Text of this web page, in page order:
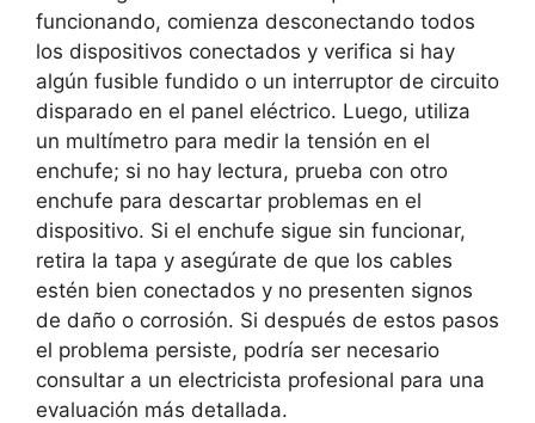
funcionando, comienza desconectando todos
los dispositivos conectados y verifica si hay
algún fusible fundido o un interruptor de circuito
disparado en el panel eléctrico. Luego, utiliza
un multímetro para medir la tensión en el
enchufe; si no hay lectura, prueba con otro
enchufe para descartar problemas en el
dispositivo. Si el enchufe sigue sin funcionar,
retira la tapa y asegúrate de que los cables
estén bien conectados y no presenten signos
de daño o corrosión. Si después de estos pasos
el problema persiste, podría ser necesario
consultar a un electricista profesional para una
evaluación más detallada.